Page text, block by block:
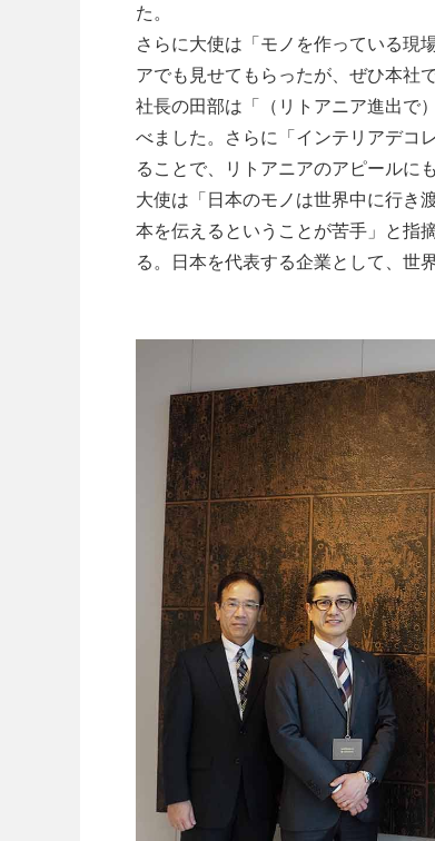
た。
さらに大使は「モノを作っている現
アでも見せてもらったが、ぜひ本社
社長の田部は「（リトアニア進出で
べました。さらに「インテリアデコ
ることで、リトアニアのアピールに
大使は「日本のモノは世界中に行き
本を伝えるということが苦手」と指
る。日本を代表する企業として、世